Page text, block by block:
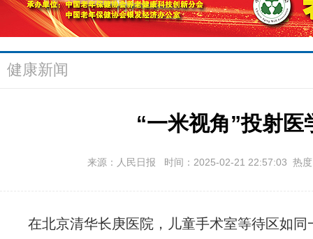
健康新闻
“一米视角”投射医
来源：人民日报 时间：2025-02-21 22:57:03 热
在北京清华长庚医院，儿童手术室等待区如同